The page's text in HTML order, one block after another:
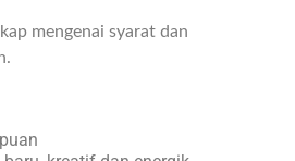
mengenai syarat dan